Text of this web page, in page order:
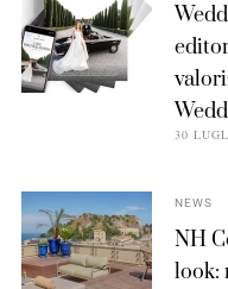
30
NEWS
NH
look: